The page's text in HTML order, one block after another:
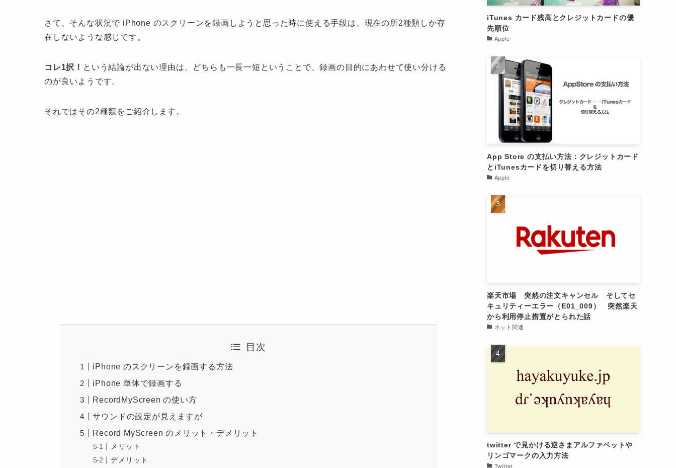
さて、そんな状況で iPhone のスクリーンを録画しようと思った時に使える手段は、現在の所2種類しか存
在しないような感じです。
コレ1択！ という結論が出ない理由は、どちらも一長一短ということで、録画の目的にあわせて使い分ける
のが良いようです。
それではその2種類をご紹介します。
目次
iPhone のスクリーンを録画する方法
iPhone 単体で録画する
RecordMyScreen の使い方
サウンドの設定が見えますが
Record MyScreen のメリット・デメリット
メリット
デメリット
iTunes カード残高とクレジットカードの優
先順位
Apple
App Store の支払い方法：クレジットカード
とiTunesカードを切り替える方法
Apple
楽天市場 突然の注文キャンセル そしてセ
キュリティーエラー（E01_009） 突然楽天
から利用停止措置がとられた話
ネット関連
twitter で見かける逆さまアルファベットや
リンゴマークの入力方法
Twitter